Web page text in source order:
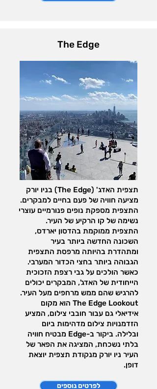
The Edge
תצפית האדג' (The Edge) בניו יורק
מציעה חוויה של פעם בחיים למבקרים.
התצפית מספקת נופים פנורמיים עוצרי
נשימה של קו הרקיע של העיר.
התצפית ממוקמת בהדסון יארדס,
השכונה החדשה ביותר בעיר
ומתהדרת בהיותה מרפסת התצפית
הגבוהה ביותר בחצי הכדור המערבי.
כאשר הולכים על גבי רצפת הזכוכית
הייחודית של האדג', המבקרים יכולים
להרגיש שהם ממש מרחפים מעל העיר.
The Edge Lookout הוא מקום
אידיאלי גם עבור חובבי צילום, המציע
הזדמנויות צילום מדהימות ביום
ובלילה. ביקור ב-Edge מבטיח חוויה
בלתי נשכחת, המציגה את הפאר של
העיר ניו יורק מנקודת תצפית יוצאת
דופן.
לפרטים נוספים